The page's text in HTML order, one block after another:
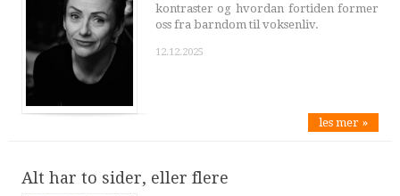
kontraster og hvordan fortiden former
oss fra barndom til voksenliv.
12.12.2025
les mer »
Alt har to sider, eller flere